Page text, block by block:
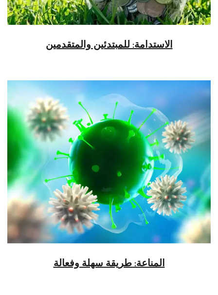
الاستدامة: للمبتدئين والمتقدمين
المناعة: طريقة سهلة وفعالة